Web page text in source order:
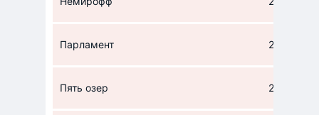
Парламент 220
Пять озер 220